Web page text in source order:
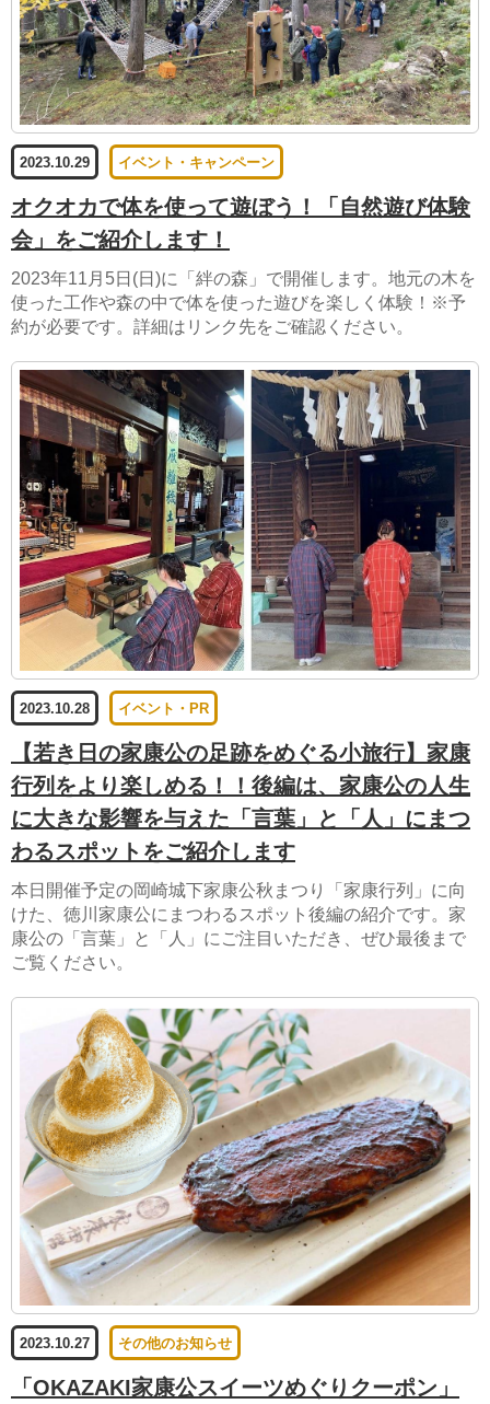
2023.10.29 イベント・キャンペーン
オクオカで体を使って遊ぼう！「自然遊び体験
会」をご紹介します！
2023年11月5日(日)に「絆の森」で開催します。地元の木を
使った工作や森の中で体を使った遊びを楽しく体験！※予
約が必要です。詳細はリンク先をご確認ください。
2023.10.28 イベント・PR
【若き日の家康公の足跡をめぐる小旅行】家康
行列をより楽しめる！！後編は、家康公の人生
に大きな影響を与えた「言葉」と「人」にまつ
わるスポットをご紹介します
本日開催予定の岡崎城下家康公秋まつり「家康行列」に向
けた、徳川家康公にまつわるスポット後編の紹介です。家
康公の「言葉」と「人」にご注目いただき、ぜひ最後まで
ご覧ください。
2023.10.27 その他のお知らせ
「OKAZAKI家康公スイーツめぐりクーポン」